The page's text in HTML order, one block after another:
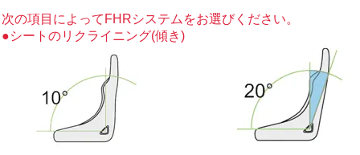
次の項目によってFHRシステムをお選びください。
●シートのリクライニング(傾き)